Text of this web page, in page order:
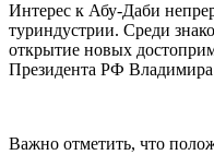
Интерес к Абу-Даби
туриндустрии. Среди
открытие новых
Президента РФ
Важно отметить, что